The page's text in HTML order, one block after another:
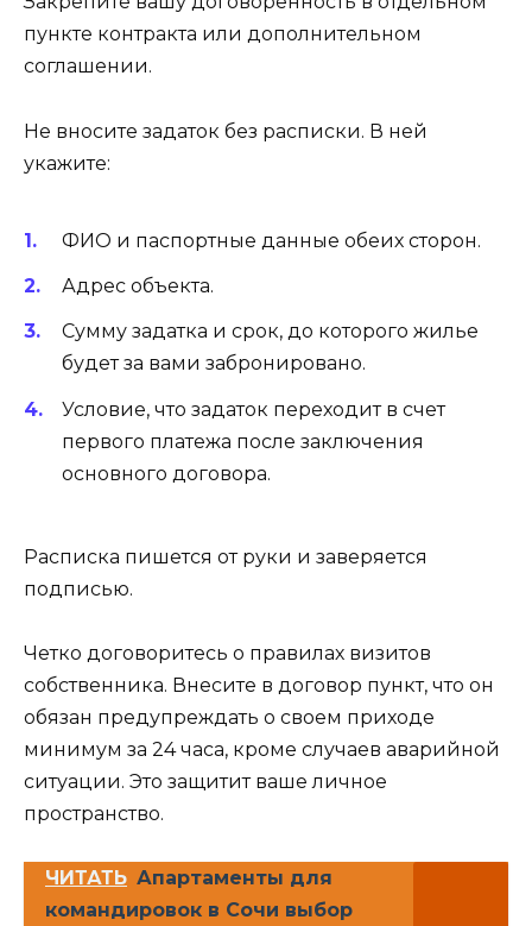
пункте контракта или дополнительном
соглашении.
Не вносите задаток без расписки. В ней
укажите:
ФИО и паспортные данные обеих сторон.
Адрес объекта.
Сумму задатка и срок, до которого жилье
будет за вами забронировано.
Условие, что задаток переходит в счет
первого платежа после заключения
основного договора.
Расписка пишется от руки и заверяется
подписью.
Четко договоритесь о правилах визитов
собственника. Внесите в договор пункт, что он
обязан предупреждать о своем приходе
минимум за 24 часа, кроме случаев аварийной
ситуации. Это защитит ваше личное
пространство.
ЧИТАТЬ Апартаменты для
командировок в Сочи выбор